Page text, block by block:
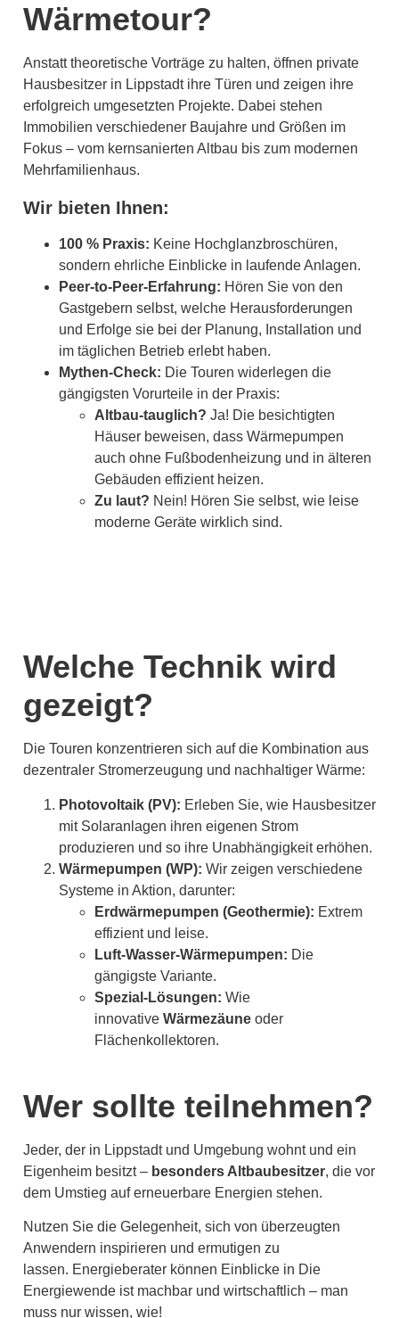
Wärmetour?
Anstatt theoretische Vorträge zu halten, öffnen private
Hausbesitzer in Lippstadt ihre Türen und zeigen ihre
erfolgreich umgesetzten Projekte. Dabei stehen
Immobilien verschiedener Baujahre und Größen im
Fokus – vom kernsanierten Altbau bis zum modernen
Mehrfamilienhaus.
Wir bieten Ihnen:
100 % Praxis: Keine Hochglanzbroschüren,
sondern ehrliche Einblicke in laufende Anlagen.
Peer-to-Peer-Erfahrung: Hören Sie von den
Gastgebern selbst, welche Herausforderungen
und Erfolge sie bei der Planung, Installation und
im täglichen Betrieb erlebt haben.
Mythen-Check: Die Touren widerlegen die
gängigsten Vorurteile in der Praxis:
Altbau-tauglich? Ja! Die besichtigten
Häuser beweisen, dass Wärmepumpen
auch ohne Fußbodenheizung und in älteren
Gebäuden effizient heizen.
Zu laut? Nein! Hören Sie selbst, wie leise
moderne Geräte wirklich sind.
Welche Technik wird
gezeigt?
Die Touren konzentrieren sich auf die Kombination aus
dezentraler Stromerzeugung und nachhaltiger Wärme:
Photovoltaik (PV): Erleben Sie, wie Hausbesitzer
mit Solaranlagen ihren eigenen Strom
produzieren und so ihre Unabhängigkeit erhöhen.
Wärmepumpen (WP): Wir zeigen verschiedene
Systeme in Aktion, darunter:
Erdwärmepumpen (Geothermie): Extrem
effizient und leise.
Luft-Wasser-Wärmepumpen: Die
gängigste Variante.
Spezial-Lösungen: Wie
innovative Wärmezäune oder
Flächenkollektoren.
Wer sollte teilnehmen?
Jeder, der in Lippstadt und Umgebung wohnt und ein
Eigenheim besitzt – besonders Altbaubesitzer, die vor
dem Umstieg auf erneuerbare Energien stehen.
Nutzen Sie die Gelegenheit, sich von überzeugten
Anwendern inspirieren und ermutigen zu
lassen. Energieberater können Einblicke in Die
Energiewende ist machbar und wirtschaftlich – man
muss nur wissen, wie!